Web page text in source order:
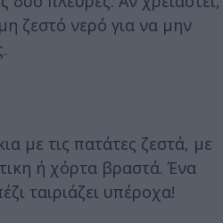
ζεστό νερό για να μην
με τις πατάτες ζεστά, με
ή χόρτα βραστά. Ένα
ταιριάζει υπέροχα!